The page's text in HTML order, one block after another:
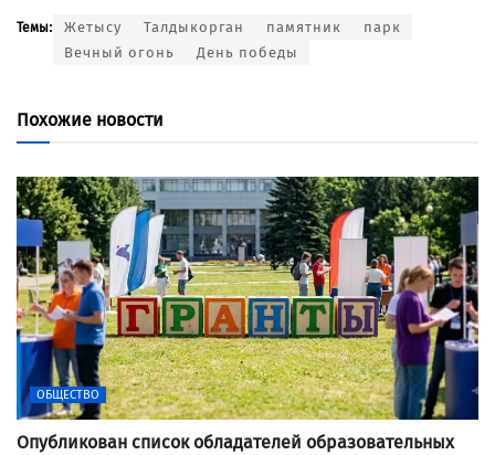
Темы: Жетысу Талдыкорган памятник
парк
Вечный огонь
День победы
Похожие новости
ОБЩЕСТВО
Опубликован список обладателей образовательных